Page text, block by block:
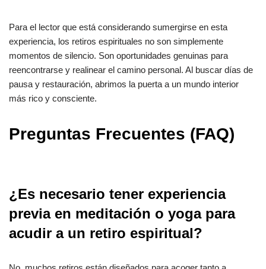
Para el lector que está considerando sumergirse en esta
experiencia, los retiros espirituales no son simplemente
momentos de silencio. Son oportunidades genuinas para
reencontrarse y realinear el camino personal. Al buscar días de
pausa y restauración, abrimos la puerta a un mundo interior
más rico y consciente.
Preguntas Frecuentes (FAQ)
¿Es necesario tener experiencia
previa en meditación o yoga para
acudir a un retiro espiritual?